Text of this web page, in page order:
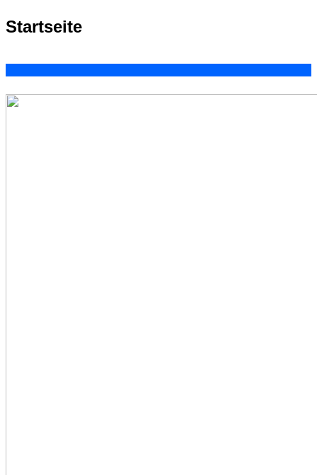
Startseite